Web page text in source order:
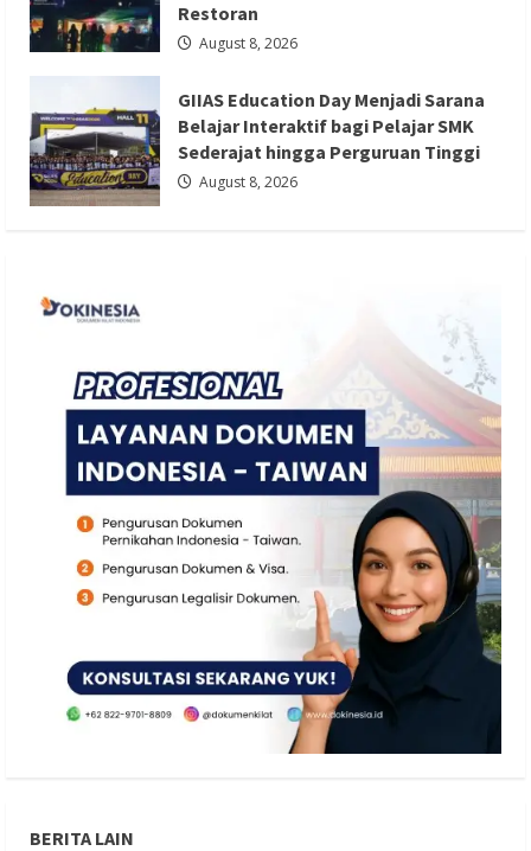
Belajar Interaktif bagi Pelajar SMK
Sederajat hingga Perguruan Tinggi
Restoran
August 8, 2026
GIIAS Education Day Menjadi Sarana
Belajar Interaktif bagi Pelajar SMK
Sederajat hingga Perguruan Tinggi
August 8, 2026
BERITA LAIN